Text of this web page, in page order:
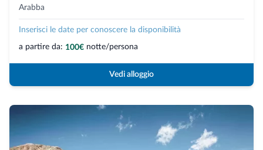
Arabba
Inserisci le date per conoscere la disponibilità
a partire da: 100€ notte/persona
Vedi alloggio